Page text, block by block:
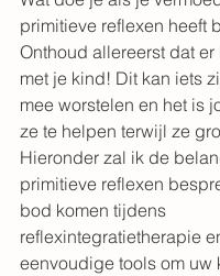
primitieve reflexen heeft
Onthoud allereerst dat er
met je kind! Dit kan iets
mee worstelen en het is
ze te helpen terwijl ze
Hieronder zal ik de
primitieve reflexen
bod komen tijdens
reflexintegratietherapie
eenvoudige tools om uw